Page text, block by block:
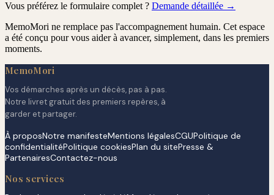
Vous préférez le formulaire complet ? Demande détaillée →
MemoMori ne remplace pas l'accompagnement humain. Cet espace
a été conçu pour vous aider à avancer, simplement, dans les premiers
moments.
MemoMori
Vos démarches après un décès, pas à pas.
Notre livret gratuit des premiers repères, à
garder et partager.
À proposNotre manifesteMentions légalesCGUPolitique de
confidentialitéPolitique cookiesPlan du sitePresse &
PartenairesContactez-nous
Nos services